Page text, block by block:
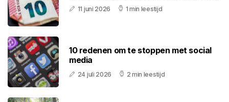
11 juni 2026 1 min leestijd
10 redenen om te stoppen met social
media
24 juli 2026 2 min leestijd